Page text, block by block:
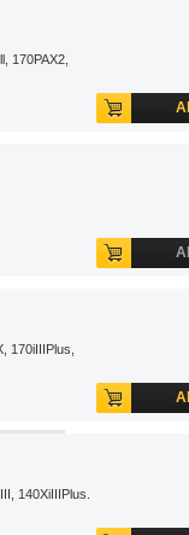
170PAX2,
170iIIIPlus,
140XiIIIPlus.